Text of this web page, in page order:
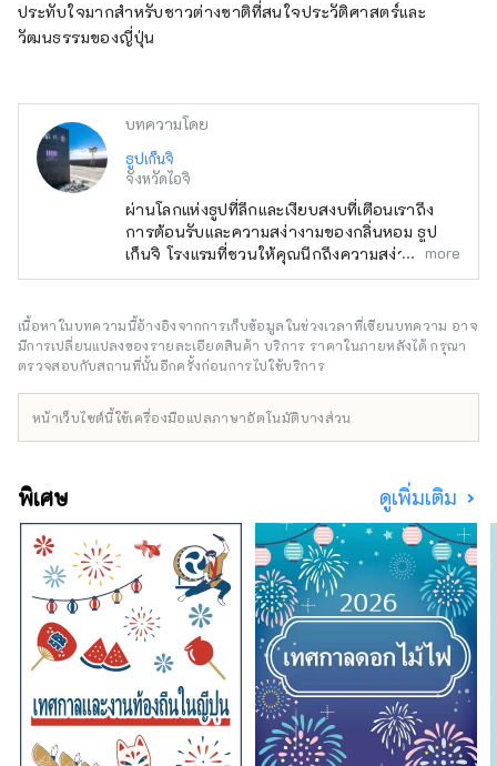
ประทับใจมากสำหรับชาวต่างชาติที่สนใจประวัติศาสตร์และ
วัฒนธรรมของญี่ปุ่น
บทความโดย
ธูปเก็นจิ
จังหวัดไอจิ
ผ่านโลกแห่งธูปที่ลึกและเงียบสงบที่เตือนเราถึง
การต้อนรับและความสง่างามของกลิ่นหอม ธูป
เก็นจิ โรงแรมที่ชวนให้คุณนึกถึงความสง่างามแห่ง
ยุคของตำนานเก็นจิ โรงแรมของเราเป็นโรงแรม
ปลุกความสงบแห่งจิตใจที่ถูกลืม คุณจะสัมผัสได้
ถึงความสบายของธูปทุกที่ในห้องของคุณและทั่ว
ทั้งโรงแรม
more
เนื้อหาในบทความนี้อ้างอิงจากการเก็บข้อมูลในช่วงเวลาที่เขียนบทความ อาจ
มีการเปลี่ยนแปลงของรายละเอียดสินค้า บริการ ราคาในภายหลังได้ กรุณา
ตรวจสอบกับสถานที่นั้นอีกครั้งก่อนการไปใช้บริการ
หน้าเว็บไซต์นี้ใช้เครื่องมือแปลภาษาอัตโนมัติบางส่วน
พิเศษ ดูเพิ่มเติม